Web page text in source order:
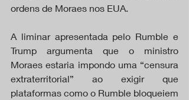
ordens de Moraes nos EUA.
A liminar apresentada pelo Rumble e
Trump argumenta que o ministro
Moraes estaria impondo uma “censura
extraterritorial” ao exigir que
plataformas como o Rumble bloqueiem